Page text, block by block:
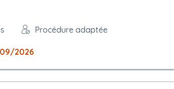
Procédure adaptée
2026